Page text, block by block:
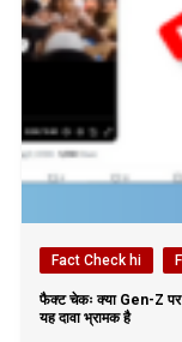
Fact Check hi
फैक्ट चेकः क्या Gen-Z पर
यह दावा भ्रामक है